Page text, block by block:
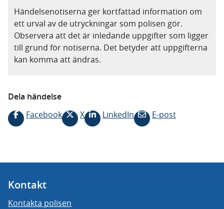
Händelsenotiserna ger kortfattad information om
ett urval av de utryckningar som polisen gör.
Observera att det är inledande uppgifter som ligger
till grund för notiserna. Det betyder att uppgifterna
kan komma att ändras.
Dela händelse
Facebook
X LinkedIn E-post
Kontakt
Kontakta polisen